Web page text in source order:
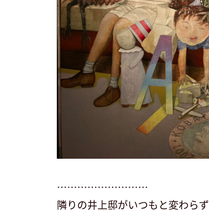
………………………
隣りの井上邸がいつもと変わらず